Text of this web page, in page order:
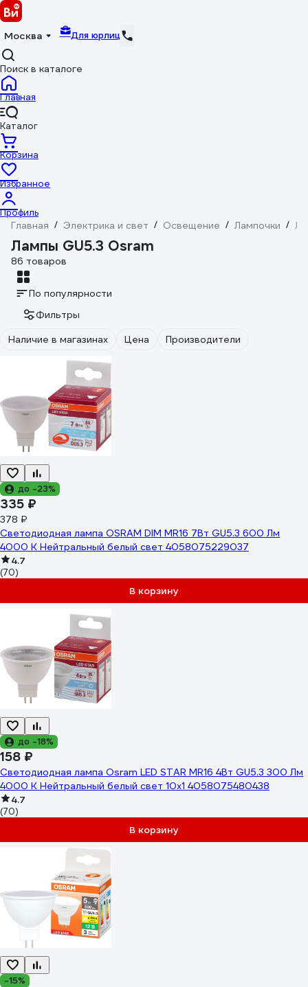
Москва Для юрлиц
Поиск в каталоге
Главная
Каталог
Корзина
Избранное
Профиль
Главная / Электрика и свет / Освещение / Лампочки /
Лампы GU5.3 Osram
86 товаров
По популярности
Фильтры
Наличие в магазинах
Цена Производители
до -23%
335 ₽
378 ₽
Светодиодная лампа OSRAM DIM MR16 7Вт GU5.3 600 Лм
4000 К Нейтральный белый свет 4058075229037
4.7
(70)
В корзину
до -18%
158 ₽
Светодиодная лампа Osram LED STAR MR16 4Вт GU5.3 300 Лм
4000 К Нейтральный белый свет 10х1 4058075480438
4.7
(70)
В корзину
-15%